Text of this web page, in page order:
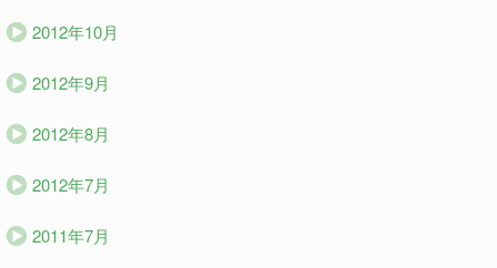
2012年10月
2012年9月
2012年8月
2012年7月
2011年7月